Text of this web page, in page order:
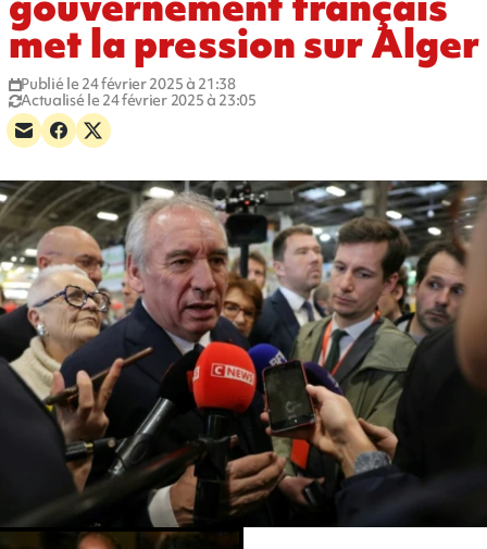
met la pression sur Alger
Publié le 24 février 2025 à 21:38
Actualisé le 24 février 2025 à 23:05